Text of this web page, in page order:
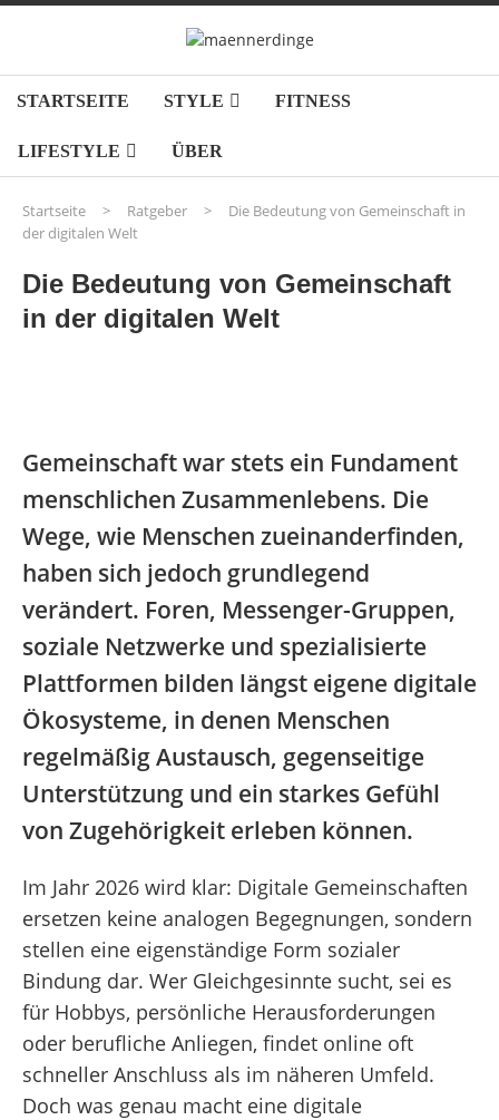
STARTSEITE STYLE FITNESS
LIFESTYLE ÜBER
Startseite > Ratgeber >
Die Bedeutung von Gemeinschaft in
der digitalen Welt
Die Bedeutung von Gemeinschaft
in der digitalen Welt
Gemeinschaft war stets ein Fundament
menschlichen Zusammenlebens. Die
Wege, wie Menschen zueinanderfinden,
haben sich jedoch grundlegend
verändert. Foren, Messenger-Gruppen,
soziale Netzwerke und spezialisierte
Plattformen bilden längst eigene digitale
Ökosysteme, in denen Menschen
regelmäßig Austausch, gegenseitige
Unterstützung und ein starkes Gefühl
von Zugehörigkeit erleben können.
Im Jahr 2026 wird klar: Digitale Gemeinschaften
ersetzen keine analogen Begegnungen, sondern
stellen eine eigenständige Form sozialer
Bindung dar. Wer Gleichgesinnte sucht, sei es
für Hobbys, persönliche Herausforderungen
oder berufliche Anliegen, findet online oft
schneller Anschluss als im näheren Umfeld.
Doch was genau macht eine digitale